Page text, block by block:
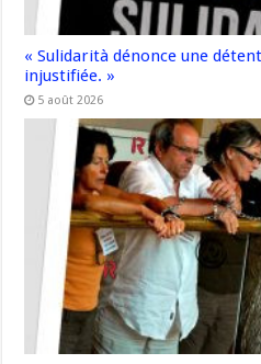
« Sulidarità dénonce une
injustifiée. »
5 août 2026